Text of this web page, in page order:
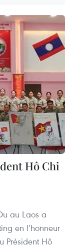
Hô Chi
au Laos a
en l’honneur
Président Hô